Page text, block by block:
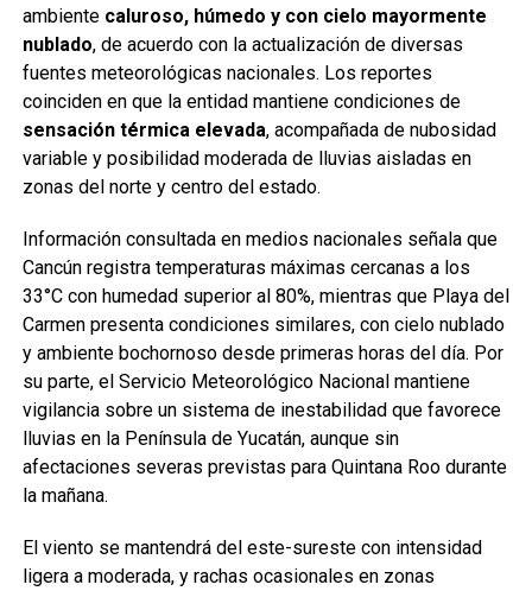
ambiente caluroso, húmedo y con cielo mayormente
nublado, de acuerdo con la actualización de diversas
fuentes meteorológicas nacionales. Los reportes
coinciden en que la entidad mantiene condiciones de
sensación térmica elevada, acompañada de nubosidad
variable y posibilidad moderada de lluvias aisladas en
zonas del norte y centro del estado.
Información consultada en medios nacionales señala que
Cancún registra temperaturas máximas cercanas a los
33°C con humedad superior al 80%, mientras que Playa del
Carmen presenta condiciones similares, con cielo nublado
y ambiente bochornoso desde primeras horas del día. Por
su parte, el Servicio Meteorológico Nacional mantiene
vigilancia sobre un sistema de inestabilidad que favorece
lluvias en la Península de Yucatán, aunque sin
afectaciones severas previstas para Quintana Roo durante
la mañana.
El viento se mantendrá del este-sureste con intensidad
ligera a moderada, y rachas ocasionales en zonas